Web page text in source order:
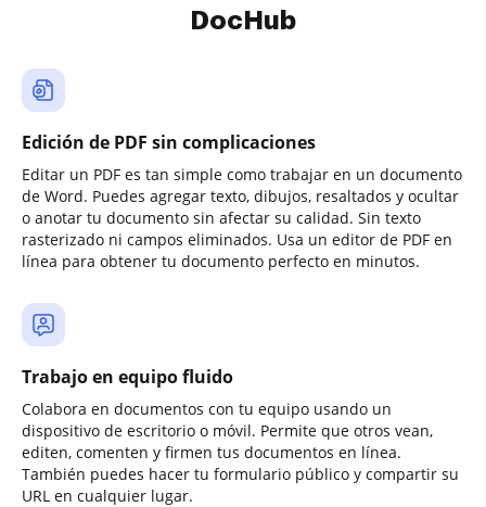
DocHub
Edición de PDF sin complicaciones
Editar un PDF es tan simple como trabajar en un documento
de Word. Puedes agregar texto, dibujos, resaltados y ocultar
o anotar tu documento sin afectar su calidad. Sin texto
rasterizado ni campos eliminados. Usa un editor de PDF en
línea para obtener tu documento perfecto en minutos.
Trabajo en equipo fluido
Colabora en documentos con tu equipo usando un
dispositivo de escritorio o móvil. Permite que otros vean,
editen, comenten y firmen tus documentos en línea.
También puedes hacer tu formulario público y compartir su
URL en cualquier lugar.